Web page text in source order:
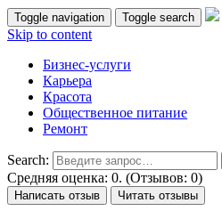
Toggle navigation Toggle search
Skip to content
Бизнес-услуги
Карьера
Красота
Общественное питание
Ремонт
Search:
Средняя оценка: 0. (Отзывов: 0)
Написать отзыв Читать отзывы